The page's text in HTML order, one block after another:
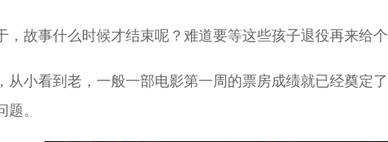
，故事什么时候才结束呢？难道要等这些孩子退役再来给个
从小看到老，一般一部电影第一周的票房成绩就已经奠定
题。